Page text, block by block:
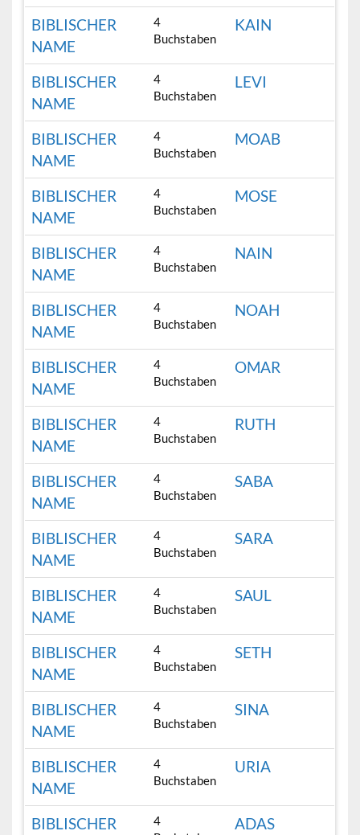
BIBLISCHER
NAME
4
Buchstaben
KAIN
BIBLISCHER
NAME
4
Buchstaben
LEVI
BIBLISCHER
NAME
4
Buchstaben
MOAB
BIBLISCHER
NAME
4
Buchstaben
MOSE
BIBLISCHER
NAME
4
Buchstaben
NAIN
BIBLISCHER
NAME
4
Buchstaben
NOAH
BIBLISCHER
NAME
4
Buchstaben
OMAR
BIBLISCHER
NAME
4
Buchstaben
RUTH
BIBLISCHER
NAME
4
Buchstaben
SABA
BIBLISCHER
NAME
4
Buchstaben
SARA
BIBLISCHER
NAME
4
Buchstaben
SAUL
BIBLISCHER
NAME
4
Buchstaben
SETH
BIBLISCHER
NAME
4
Buchstaben
SINA
BIBLISCHER
NAME
4
Buchstaben
URIA
BIBLISCHER
4
ADAS